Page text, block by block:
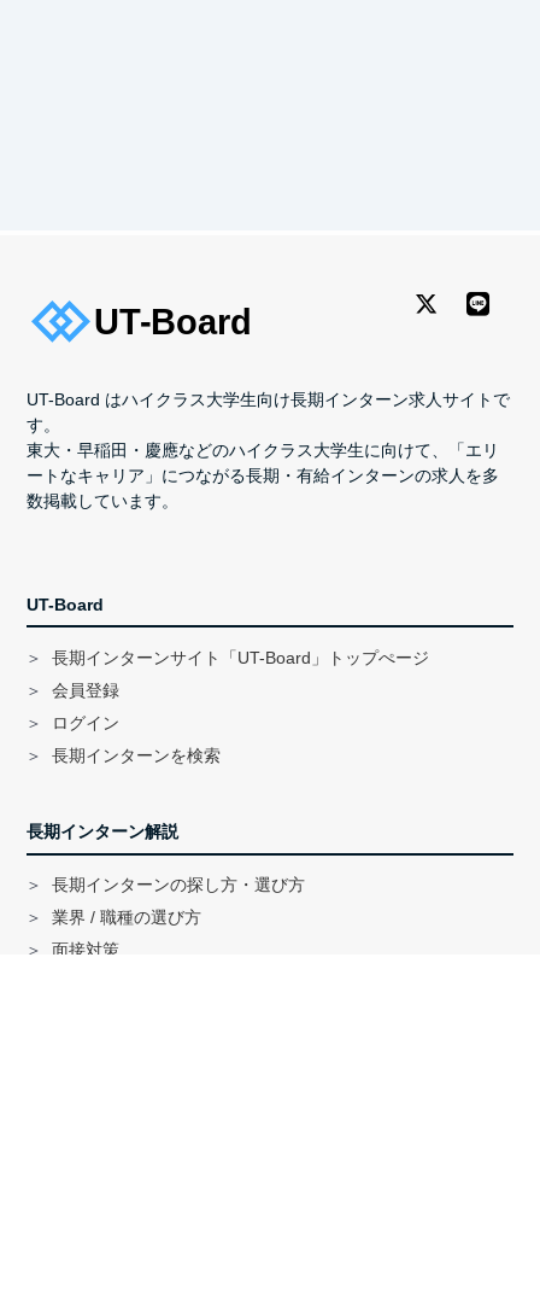
UT-Board はハイクラス大学生向け長期インターン求人サイトで
す。
東大・早稲田・慶應などのハイクラス大学生に向けて、「エリ
ートなキャリア」につながる長期・有給インターンの求人を多
数掲載しています。
UT-Board
長期インターンサイト「UT-Board」トップぺージ
会員登録
ログイン
長期インターンを検索
長期インターン解説
長期インターンの探し方・選び方
業界 / 職種の選び方
面接対策